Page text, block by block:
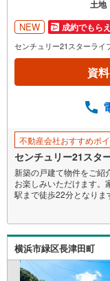
土地
NEW 成約でもら
センチュリー21スターライ
資
不動産会社おすすめポ
センチュリー21スタ
新築の戸建て物件をご紹
お楽しみいただけます。
駅まで徒歩22分となりま
横浜市緑区長津田町